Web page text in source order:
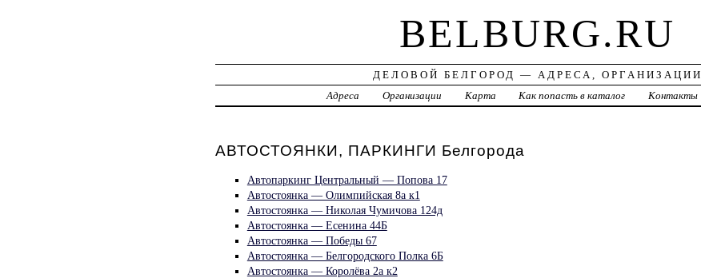
BELBURG.RU
ДЕЛОВОЙ БЕЛГОРОД — АДРЕСА, ОРГАНИЗАЦИИ
Адреса
Организации Карта Как попасть в каталог Контакты
АВТОСТОЯНКИ, ПАРКИНГИ Белгорода
Автопаркинг Центральный — Попова 17
Автостоянка — Олимпийская 8а к1
Автостоянка — Николая Чумичова 124д
Автостоянка — Есенина 44Б
Автостоянка — Победы 67
Автостоянка — Белгородского Полка 6Б
Автостоянка — Королёва 2а к2